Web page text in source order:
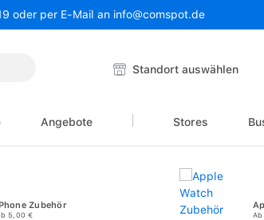
oder per E-Mail an info@comspot.de
Standort auswählen
Angebote Stores
Zubehör
5,00 €